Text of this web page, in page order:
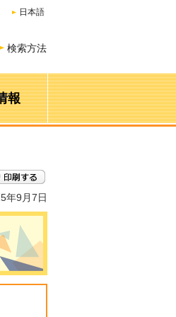
日本語
検索方法
報
年9月7日